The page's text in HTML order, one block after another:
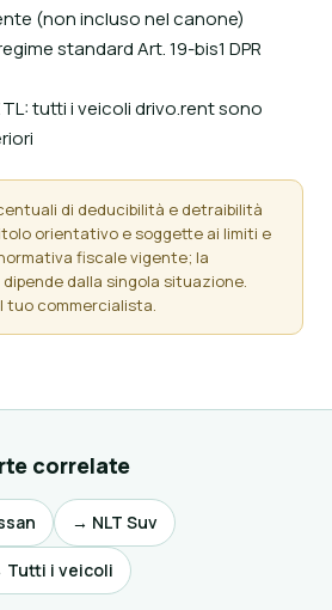
(non incluso nel canone)
standard Art. 19-bis1 DPR
tutti i veicoli drivo.rent sono
di deducibilità e detraibilità
orientativo e soggette ai limiti e
fiscale vigente; la
dalla singola situazione.
tuo commercialista.
correlate
→ NLT Suv
Tutti i veicoli